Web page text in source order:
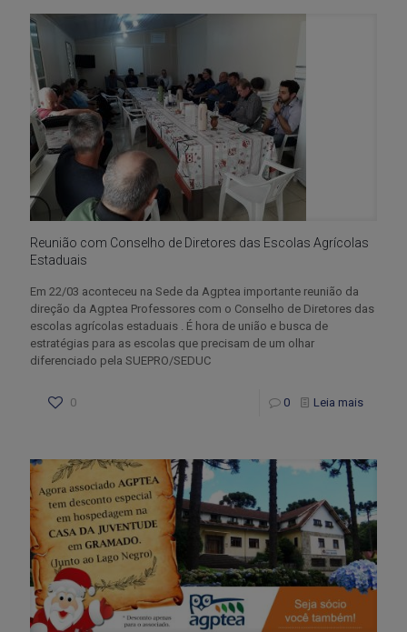
Reunião com Conselho de Diretores das Escolas Agrícolas
Estaduais
Em 22/03 aconteceu na Sede da Agptea importante reunião da
direção da Agptea Professores com o Conselho de Diretores das
escolas agrícolas estaduais . É hora de união e busca de
estratégias para as escolas que precisam de um olhar
diferenciado pela SUEPRO/SEDUC
0 0 Leia mais